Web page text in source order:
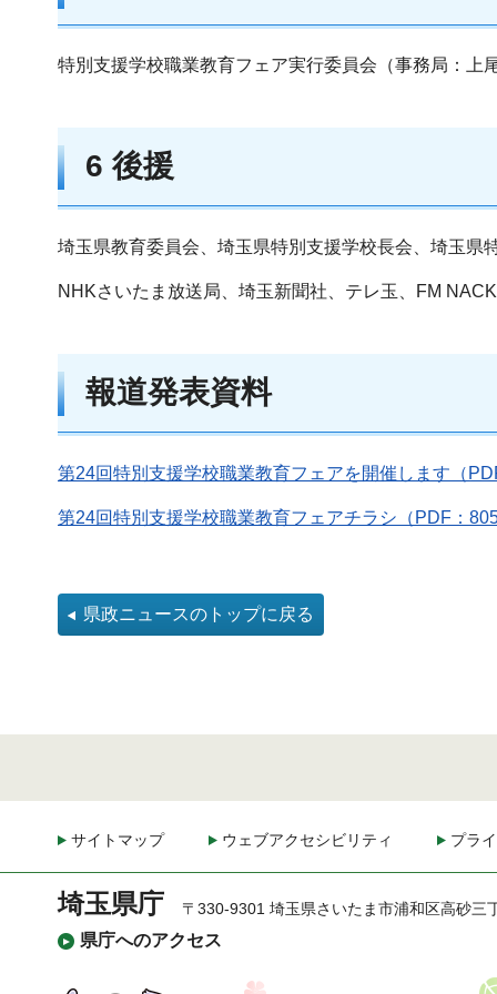
特別支援学校職業教育フェア実行委員会（事務局：上
6 後援
埼玉県教育委員会、埼玉県特別支援学校長会、埼玉県
NHKさいたま放送局、埼玉新聞社、テレ玉、FM
報道発表資料
第24回特別支援学校職業教育フェアを開催します （
第24回特別支援学校職業教育フェアチラシ（PDF：
県政ニュースのトップに戻る
サイトマップ ウェブアクセシビリティ プラ
埼玉県庁
県庁へのアクセス
〒330-9301 埼玉県さいたま市浦和区高砂三